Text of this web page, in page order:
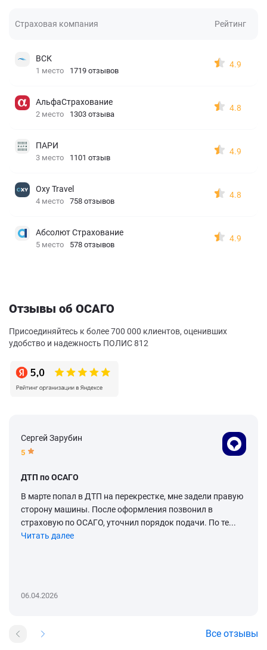
Страховая компания Рейтинг
ВСК
1 место 1719 отзывов
4.9
АльфаСтрахование
2 место 1303 отзыва
4.8
ПАРИ
3 место 1101 отзыв
4.9
Oxy Travel
4 место 758 отзывов
4.8
Абсолют Страхование
5 место 578 отзывов
4.9
Отзывы об ОСАГО
Присоединяйтесь к более 700 000 клиентов, оценивших
удобство и надежность ПОЛИС 812
Сергей Зарубин
5
ДТП по ОСАГО
В марте попал в ДТП на перекрестке, мне задели правую
сторону машины. После оформления позвонил в
страховую по ОСАГО, уточнил порядок подачи. По те...
Читать далее
06.04.2026
Все отзывы